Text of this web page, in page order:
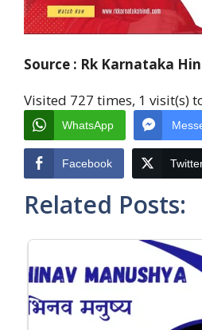
Source : Rk Karnataka
Visited 727 times, 1 visit(s)
WhatsApp
Facebook
Related Posts: